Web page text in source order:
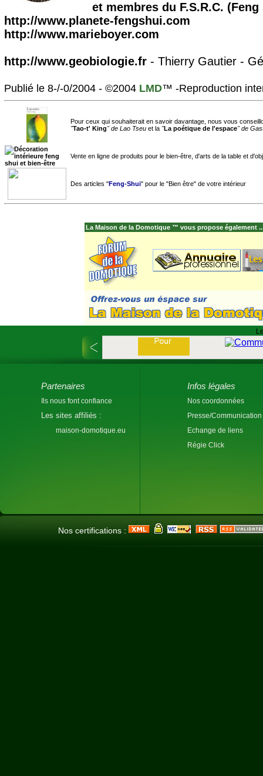
et membres du F.S.R.C.
http://www.planete-fengshui.com
http://www.marieboyer.com
http://www.geobiologie.fr - Thierry Gautier -
Publié le 8-/-0/2004 - ©2004 LMD™ -Reproduction
Pour ceux qui souhaiterait en savoir davantage, nous vous
"Tao-t' King" de Lao Tseu et la "La poétique de l'espace" de
Vente en ligne de produits pour le bien-être, d'arts de la table et
Des articles "Feng-Shui" pour le "Bien être" de votre intérieur
La Maison de la Domotique ™ vous propose également
Partenaires
Ils nous font confiance
Les sites affiliés :
maison-domotique.eu
Infos légales
Nos coordonnées
Presse/Communication
Echange de liens
Régie Click
Nos certifications :